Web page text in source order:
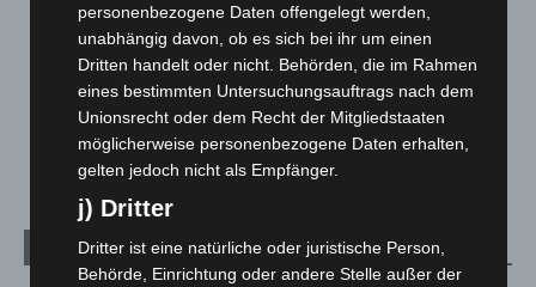
Mann läuft mit Hockeyschläger über A7 – Polizei sucht
Zeugen
5. August 2026
Celle: Mensch stirbt bei Bagger-Unfall auf Baustelle
5. August 2026
Kategorien
personenbezogene Daten offengelegt werden,
unabhängig davon, ob es sich bei ihr um einen
Dritten handelt oder nicht. Behörden, die im Rahmen
eines bestimmten Untersuchungsauftrags nach dem
Unionsrecht oder dem Recht der Mitgliedstaaten
möglicherweise personenbezogene Daten erhalten,
gelten jedoch nicht als Empfänger.
j) Dritter
Dritter ist eine natürliche oder juristische Person,
Behörde, Einrichtung oder andere Stelle außer der